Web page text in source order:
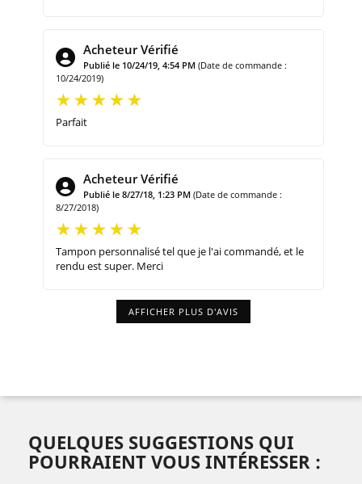
Acheteur Vérifié
Publié le 10/24/19, 4:54 PM (Date de commande :
10/24/2019)
Parfait
Acheteur Vérifié
Publié le 8/27/18, 1:23 PM (Date de commande :
8/27/2018)
Tampon personnalisé tel que je l'ai commandé, et le
rendu est super. Merci
AFFICHER PLUS D'AVIS
QUELQUES SUGGESTIONS QUI
POURRAIENT VOUS INTÉRESSER :